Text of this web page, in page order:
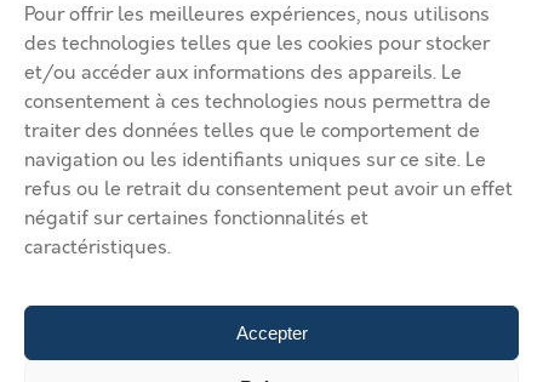
Pour offrir les meilleures expériences, nous utilisons
des technologies telles que les cookies pour stocker
et/ou accéder aux informations des appareils. Le
consentement à ces technologies nous permettra de
traiter des données telles que le comportement de
navigation ou les identifiants uniques sur ce site. Le
refus ou le retrait du consentement peut avoir un effet
négatif sur certaines fonctionnalités et
caractéristiques.
Accepter
Mentions légales
Modifier mon annonce
Mon compte
Nous contacter
© 2026 Immobilier Béthune Bruay. Tous droits réservés.
Vos solutions d’implantation dans l’agglomération Béthune Bruay
Vos solutions d’implantation dans
l’agglomération Béthune Bruay Artois Lys Romane
d’implantation dans l’agglomération Béthune Bruay Artois Lys
dans l’agglomération Béthune Bruay Artois Lys Romane
Gérer mes annonces